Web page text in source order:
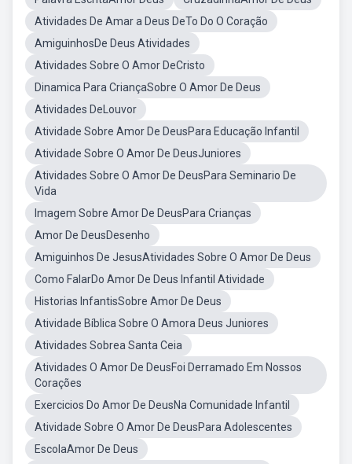
Atividades De Amar a Deus DeTo Do O Coração
AmiguinhosDe Deus Atividades
Atividades Sobre O Amor DeCristo
Dinamica Para CriançaSobre O Amor De Deus
Atividades DeLouvor
Atividade Sobre Amor De DeusPara Educação Infantil
Atividade Sobre O Amor De DeusJuniores
Atividades Sobre O Amor De DeusPara Seminario De
Vida
Imagem Sobre Amor De DeusPara Crianças
Amor De DeusDesenho
Amiguinhos De JesusAtividades Sobre O Amor De Deus
Como FalarDo Amor De Deus Infantil Atividade
Historias InfantisSobre Amor De Deus
Atividade Bíblica Sobre O Amora Deus Juniores
Atividades Sobrea Santa Ceia
Atividades O Amor De DeusFoi Derramado Em Nossos
Corações
Exercicios Do Amor De DeusNa Comunidade Infantil
Atividade Sobre O Amor De DeusPara Adolescentes
EscolaAmor De Deus